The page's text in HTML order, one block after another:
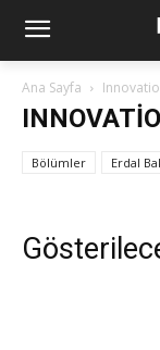
Ana Sayfa
Bölümler Erdal